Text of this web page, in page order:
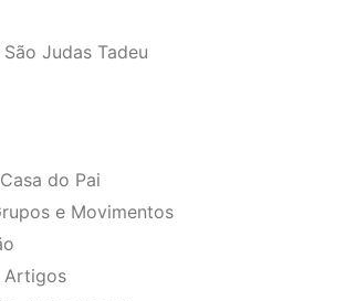
Judas Tadeu
do Pai
e Movimentos
Artigos